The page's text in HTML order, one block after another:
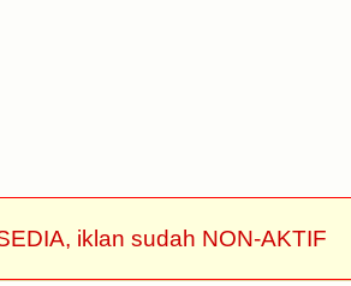
iklan sudah NON-AKTIF